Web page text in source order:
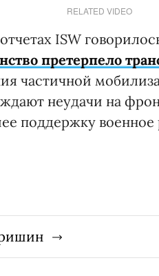
RELATED VIDEO
ISW
претерпело
частичной
неудачи на
поддержку военное